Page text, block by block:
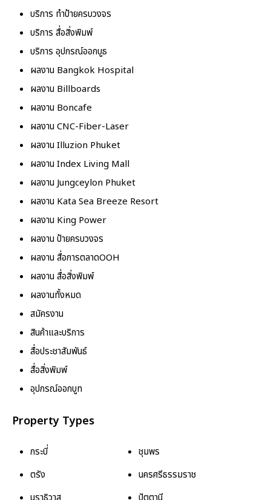
บริการ ทำป้ายครบวงจร
บริการ สื่อสิ่งพิมพ์
บริการ อุปกรณ์ออกบูธ
ผลงาน Bangkok Hospital
ผลงาน Billboards
ผลงาน Boncafe
ผลงาน CNC-Fiber-Laser
ผลงาน Illuzion Phuket
ผลงาน Index Living Mall
ผลงาน Jungceylon Phuket
ผลงาน Kata Sea Breeze Resort
ผลงาน King Power
ผลงาน ป้ายครบวงจร
ผลงาน สื่อการตลาดOOH
ผลงาน สื่อสิ่งพิมพ์
ผลงานทั้งหมด
สมัครงาน
สินค้าและบริการ
สื่อประชาสัมพันธ์
สื่อสิ่งพิมพ์
อุปกรณ์ออกบูท
Property Types
กระบี่
ชุมพร
ตรัง
นครศรีธรรมราช